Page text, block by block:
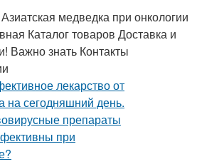
медведка при онкологии
Каталог товаров Доставка и
Важно знать Контакты